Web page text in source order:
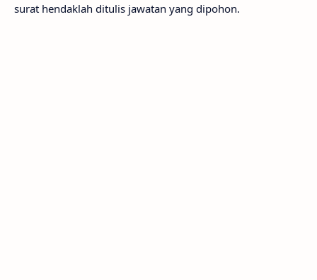
surat hendaklah ditulis jawatan yang dipohon.